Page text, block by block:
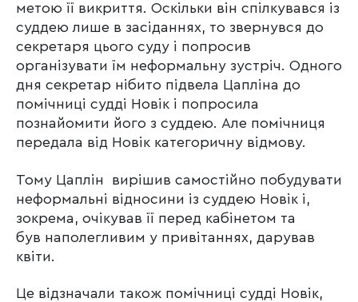
метою її викриття. Оскільки він спілкувався із
суддею лише в засіданнях, то звернувся до
секретаря цього суду і попросив
організувати їм неформальну зустріч. Одного
дня секретар нібито підвела Цапліна до
помічниці судді Новік і попросила
познайомити його з суддею. Але помічниця
передала від Новік категоричну відмову.
Тому Цаплін вирішив самостійно побудувати
неформальні відносини із суддею Новік і,
зокрема, очікував її перед кабінетом та
був наполегливим у привітаннях, дарував
квіти.
Це відзначали також помічниці судді Новік,